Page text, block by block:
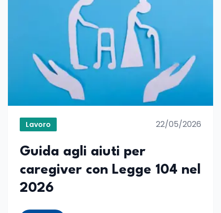
Lavoro 22/05/2026
Guida agli aiuti per
caregiver con Legge 104 nel
2026